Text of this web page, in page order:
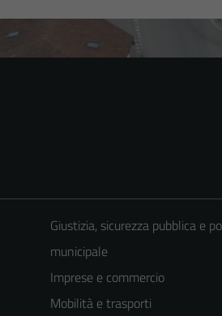
Giustizia, sicurezza pubblica e
municipale
Imprese e commercio
Mobilità e trasporti